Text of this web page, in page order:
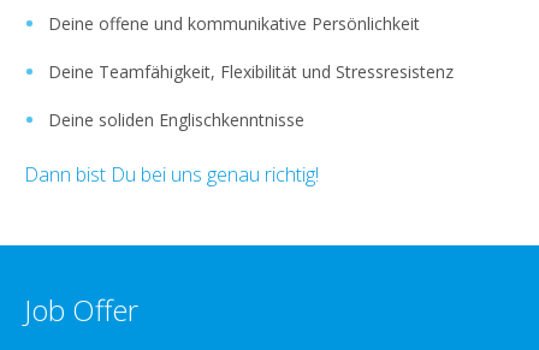
Deine offene und kommunikative Persönlichkeit
Deine Teamfähigkeit, Flexibilität und Stressresistenz
Deine soliden Englischkenntnisse
Dann bist Du bei uns genau richtig!
Job Offer